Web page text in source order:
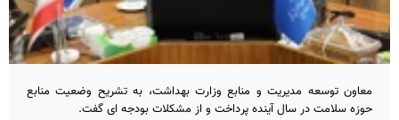
معاون توسعه مدیریت و منابع وزارت بهداشت، به تشریح وضعیت منابع
حوزه سلامت در سال آینده پرداخت و از مشکلات بودجه ای گفت.